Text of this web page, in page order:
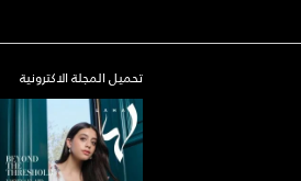
تحميل المجلة الاكترونية